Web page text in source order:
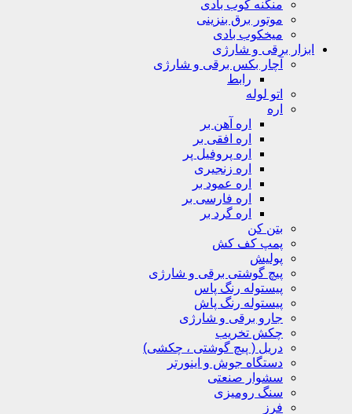
منگنه کوب بادی
موتور برق بنزینی
میخکوب بادی
ابزار برقی و شارژی
آچار بکس برقی و شارژی
رابط
اتو لوله
اره
اره آهن بر
اره افقی بر
اره پروفیل پر
اره زنجیری
اره عمود بر
اره فارسی بر
اره گرد بر
بتن کن
پمپ کف کش
پولیش
پیچ گوشتی برقی و شارژی
پیستوله رنگ پاس
پیستوله رنگ پاش
جارو برقی و شارژی
چکش تخریب
دریل ( پیچ گوشتی ، چکشی)
دستگاه جوش و اینورتر
سشوار صنعتی
سنگ رومیزی
فرز